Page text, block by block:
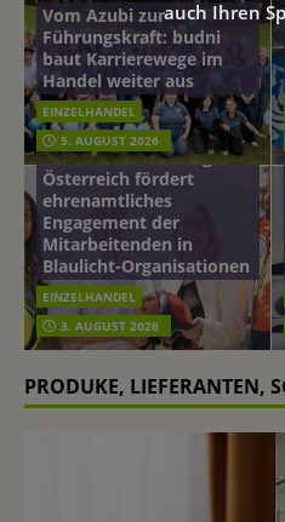
Vom Azubi zur
Führungskraft: budni
baut Karrierewege im
Handel weiter aus
EINZELHANDEL
5. AUGUST 2026
mehr vom leben tag: dm
Österreich fördert
ehrenamtliches
Engagement der
Mitarbeitenden in
Blaulicht-Organisationen
EINZELHANDEL
3. AUGUST 2026
PRODUKE, LIEFERANTEN,
auch Ihren